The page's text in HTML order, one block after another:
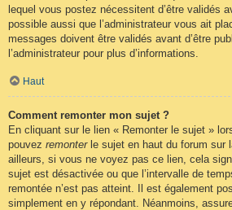
lequel vous postez nécessitent d’être validés
possible aussi que l’administrateur vous ait
messages doivent être validés avant d’être
l’administrateur pour plus d’informations.
Haut
Comment remonter mon sujet ?
En cliquant sur le lien « Remonter le sujet »
pouvez remonterle sujet en haut du forum sur
ailleurs, si vous ne voyez pas ce lien, cela
sujet est désactivée ou que l’intervalle de
remontée n’est pas atteint. Il est également
simplement en y répondant. Néanmoins,